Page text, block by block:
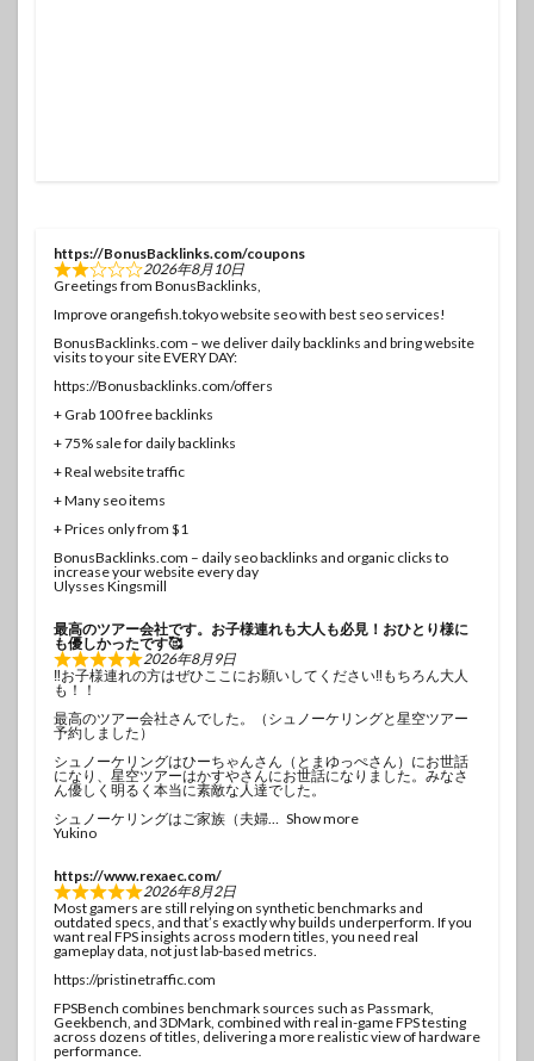
https://BonusBacklinks.com/coupons
2026年8月10日
Greetings from BonusBacklinks,
Improve orangefish.tokyo website seo with best seo services!
BonusBacklinks.com – we deliver daily backlinks and bring website
visits to your site EVERY DAY:
https://Bonusbacklinks.com/offers
+ Grab 100 free backlinks
+ 75% sale for daily backlinks
+ Real website traffic
+ Many seo items
+ Prices only from $1
BonusBacklinks.com – daily seo backlinks and organic clicks to
increase your website every day
Ulysses Kingsmill
最高のツアー会社です。お子様連れも大人も必見！おひとり様に
も優しかったです🥰
2026年8月9日
‼️お子様連れの方はぜひここにお願いしてください‼️もちろん大人
も！！
最高のツアー会社さんでした。（シュノーケリングと星空ツアー
予約しました）
シュノーケリングはひーちゃんさん（とまゆっぺさん）にお世話
になり、星空ツアーはかすやさんにお世話になりました。みなさ
ん優しく明るく本当に素敵な人達でした。
シュノーケリングはご家族（夫婦
Show more
Yukino
https://www.rexaec.com/
2026年8月2日
Most gamers are still relying on synthetic benchmarks and
outdated specs, and that’s exactly why builds underperform. If you
want real FPS insights across modern titles, you need real
gameplay data, not just lab-based metrics.
https://pristinetraffic.com
FPSBench combines benchmark sources such as Passmark,
Geekbench, and 3DMark, combined with real in-game FPS testing
across dozens of titles, delivering a more realistic view of hardware
performance.